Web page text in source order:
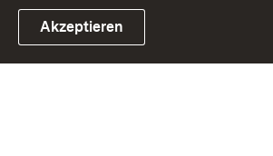
Link zum Landesportal
Akzeptieren